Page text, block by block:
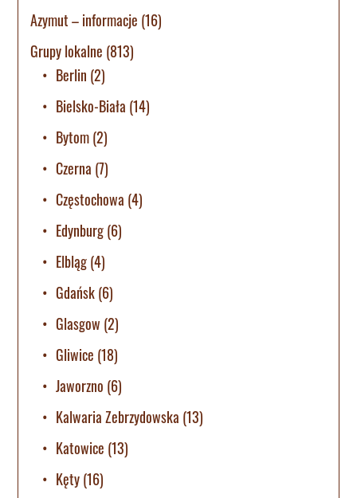
Azymut – informacje (16)
Grupy lokalne (813)
Berlin (2)
Bielsko-Biała (14)
Bytom(2)
Czerna (7)
Częstochowa (4)
Edynburg(6)
Elbląg(4)
Gdańsk(6)
Glasgow (2)
Gliwice (18)
Jaworzno (6)
Kalwaria Zebrzydowska (13)
Katowice (13)
Kęty(16)